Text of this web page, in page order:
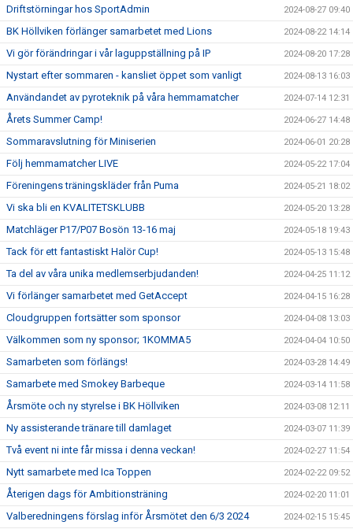
Driftstörningar hos SportAdmin 2024-08-27 09:40
BK Höllviken förlänger samarbetet med Lions 2024-08-22 14:14
Vi gör förändringar i vår laguppställning på IP 2024-08-20 17:28
Nystart efter sommaren - kansliet öppet som vanligt 2024-08-13 16:03
Användandet av pyroteknik på våra hemmamatcher 2024-07-14 12:31
Årets Summer Camp! 2024-06-27 14:48
Sommaravslutning för Miniserien 2024-06-01 20:28
Följ hemmamatcher LIVE 2024-05-22 17:04
Föreningens träningskläder från Puma 2024-05-21 18:02
Vi ska bli en KVALITETSKLUBB 2024-05-20 13:28
Matchläger P17/P07 Bosön 13-16 maj 2024-05-18 19:43
Tack för ett fantastiskt Halör Cup! 2024-05-13 15:48
Ta del av våra unika medlemserbjudanden! 2024-04-25 11:12
Vi förlänger samarbetet med GetAccept 2024-04-15 16:28
Cloudgruppen fortsätter som sponsor 2024-04-08 13:03
Välkommen som ny sponsor; 1KOMMA5 2024-04-04 10:50
Samarbeten som förlängs! 2024-03-28 14:49
Samarbete med Smokey Barbeque 2024-03-14 11:58
Årsmöte och ny styrelse i BK Höllviken 2024-03-08 12:11
Ny assisterande tränare till damlaget 2024-03-07 11:39
Två event ni inte får missa i denna veckan! 2024-02-27 11:54
Nytt samarbete med Ica Toppen 2024-02-22 09:52
Återigen dags för Ambitionsträning 2024-02-20 11:01
Valberedningens förslag inför Årsmötet den 6/3 2024 2024-02-15 15:45